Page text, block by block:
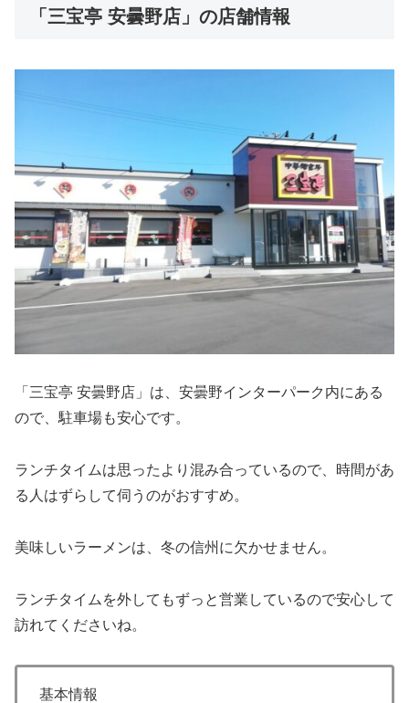
「三宝亭 安曇野店」の店舗情報
「三宝亭 安曇野店」は、安曇野インターパーク内にある
ので、駐車場も安心です。
ランチタイムは思ったより混み合っているので、時間があ
る人はずらして伺うのがおすすめ。
美味しいラーメンは、冬の信州に欠かせません。
ランチタイムを外してもずっと営業しているので安心して
訪れてくださいね。
基本情報